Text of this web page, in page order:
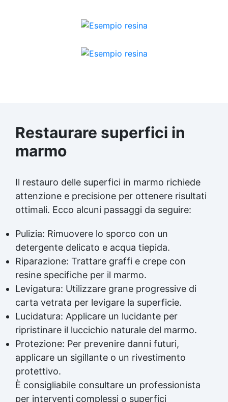
Restaurare superfici in
marmo
Il restauro delle superfici in marmo richiede
attenzione e precisione per ottenere risultati
ottimali. Ecco alcuni passaggi da seguire:
Pulizia: Rimuovere lo sporco con un
detergente delicato e acqua tiepida.
Riparazione: Trattare graffi e crepe con
resine specifiche per il marmo.
Levigatura: Utilizzare grane progressive di
carta vetrata per levigare la superficie.
Lucidatura: Applicare un lucidante per
ripristinare il luccichio naturale del marmo.
Protezione: Per prevenire danni futuri,
applicare un sigillante o un rivestimento
protettivo.
È consigliabile consultare un professionista
per interventi complessi o superfici